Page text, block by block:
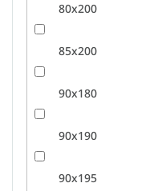
80x200
85x200
90x180
90x190
90x195